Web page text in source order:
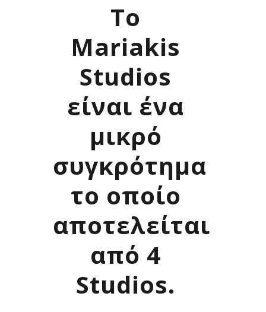
To
Mariakis
Studios
είναι ένα
μικρό
συγκρότημα
το οποίο
αποτελείται
από 4
Studios.